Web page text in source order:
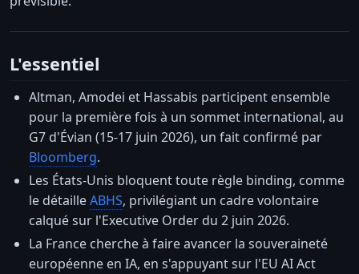
L'essentiel
Altman, Amodei et Hassabis participent ensemble
pour la première fois à un sommet international, au
G7 d'Évian (15-17 juin 2026), un fait confirmé par
Bloomberg.
Les États-Unis bloquent toute règle binding, comme
le détailleABHS, privilégiant un cadre volontaire
calqué sur l'Executive Order du 2 juin 2026.
La France cherche à faire avancer la souveraineté
européenne en IA, en s'appuyant sur l'EU AI Act